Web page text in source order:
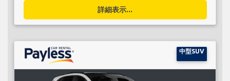
詳細表示...
中型SUV